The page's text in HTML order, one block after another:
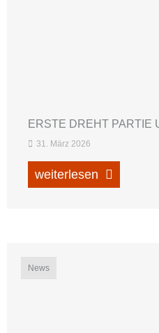
ERSTE DREHT PARTIE
31. März 2026
weiterlesen
News